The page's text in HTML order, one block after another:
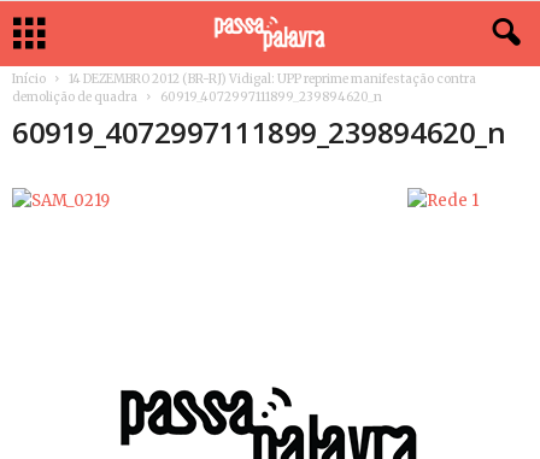
Início
14 DEZEMBRO 2012 (BR-RJ) Vidigal: UPP reprime manifestação contra
demolição de quadra
60919_4072997111899_239894620_n
60919_4072997111899_239894620_n